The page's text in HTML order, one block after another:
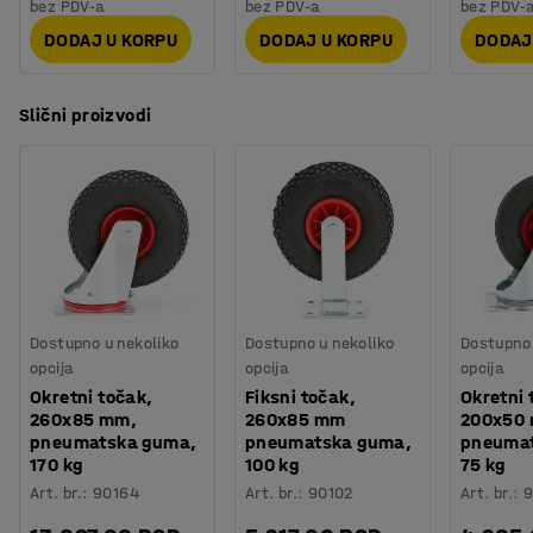
bez PDV-a
DODAJ U KORPU
bez PDV-a
DODAJ U KORPU
bez PDV-
Slični proizvodi
Dostupno u nekoliko
opcija
Okretni točak,
260x85 mm,
pneumatska guma,
170 kg
Art. br.: 90164
Dostupno u nekoliko
opcija
Fiksni točak,
260x85 mm
pneumatska guma,
100 kg
Art. br.: 90102
opcija
Okretni
200x50
75 kg
Art. br.: